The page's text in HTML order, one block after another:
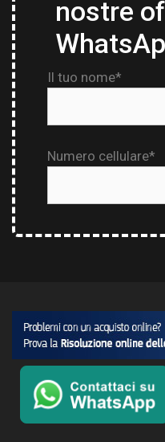
Copyright © 2026
VERLATA Società
C.f. e P. IVA